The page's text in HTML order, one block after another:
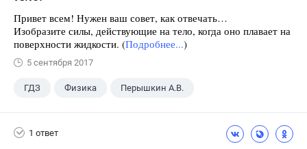
Привет всем! Нужен ваш совет, как отвечать…
Изобразите силы, действующие на тело, когда оно плавает на
поверхности жидкости. (Подробнее...)
5 сентября 2017
ГДЗ Физика Перышкин А.В.
1 ответ